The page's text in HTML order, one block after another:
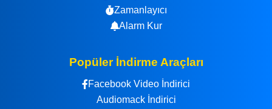
Zamanlayıcı
Alarm Kur
Popüler İndirme Araçları
Facebook Video İndirici
Audiomack İndirici